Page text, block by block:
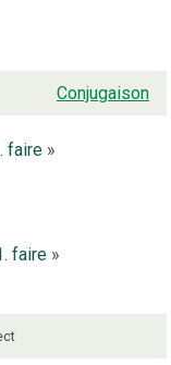
Conjugaison
faire»
faire»